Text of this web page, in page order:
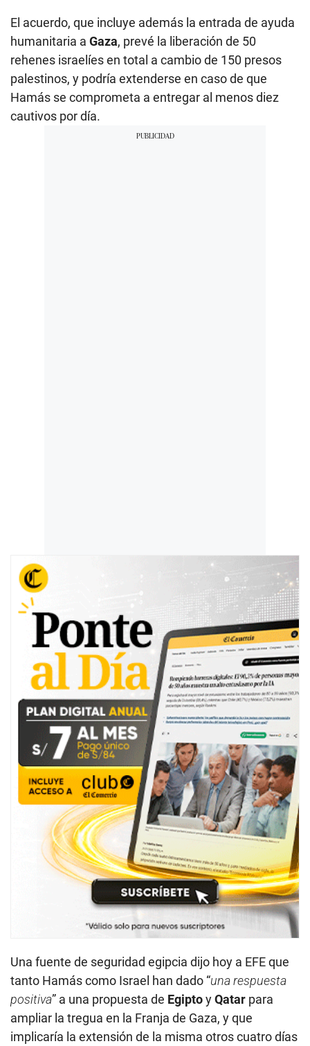
El acuerdo, que incluye además la entrada de ayuda
humanitaria a Gaza, prevé la liberación de 50
rehenes israelíes en total a cambio de 150 presos
palestinos, y podría extenderse en caso de que
Hamás se comprometa a entregar al menos diez
cautivos por día.
Una fuente de seguridad egipcia dijo hoy a EFE que
tanto Hamás como Israel han dado “una respuesta
positiva” a una propuesta de EgiptoyQatar para
ampliar la tregua en la Franja de Gaza, y que
implicaría la extensión de la misma otros cuatro días